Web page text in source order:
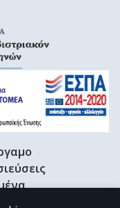
βιβλιογραφία